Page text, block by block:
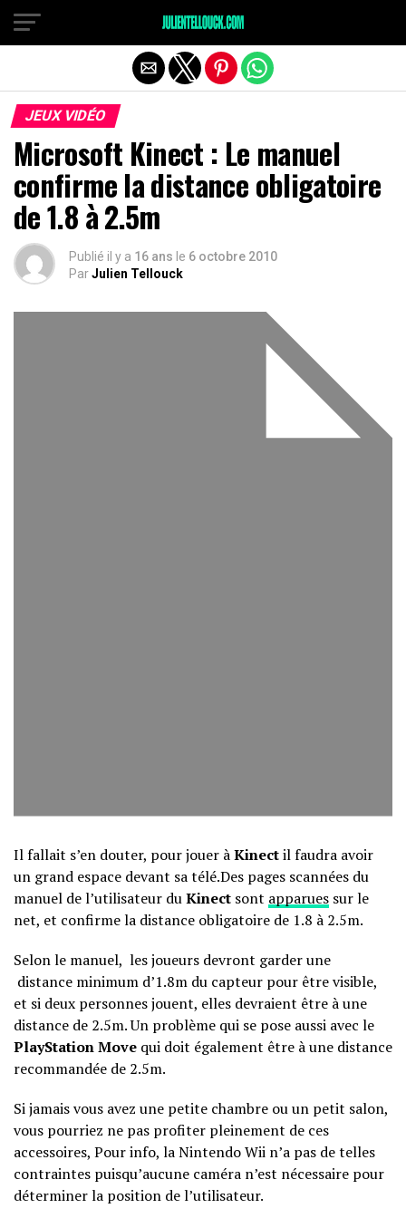
JEUX VIDÉO
Microsoft Kinect : Le manuel
confirme la distance obligatoire
de 1.8 à 2.5m
Publié il y a 16 ans le 6 octobre 2010
ParJulien Tellouck
Il fallait s’en douter, pour jouer àKinectil faudra avoir
un grand espace devant sa télé.Des pages scannées du
manuel de l’utilisateur duKinect sont apparues sur le
net, et confirme la distance obligatoire de 1.8 à 2.5m.
Selon le manuel, les joueurs devront garder une
distance minimum d’1.8m du capteur pour être visible,
et si deux personnes jouent, elles devraient être à une
distance de 2.5m. Un problème qui se pose aussi avec le
PlayStation Move qui doit également être à une distance
recommandée de 2.5m.
Si jamais vous avez une petite chambre ou un petit salon,
vous pourriez ne pas profiter pleinement de ces
accessoires, Pour info, la Nintendo Wii n’a pas de telles
contraintes puisqu’aucune caméra n’est nécessaire pour
déterminer la position de l’utilisateur.